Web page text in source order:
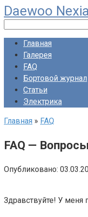
Перейти
к
контенту
Daewoo
Главная
Галерея
FAQ
Бортовой журнал
Статьи
Электрика
Главная » FAQ
FAQ —
Опубликовано:
Здравствуйте! У меня